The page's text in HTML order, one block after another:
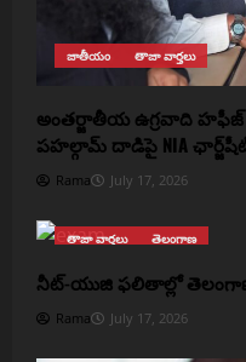
జాతీయం తాజా వార్తలు
అంతర్జాతీయ ఉగ్రవాది
పహల్గామ్ దాడిపై NIA
Rama July 17, 2026
తాజా వార్తలు తెలంగాణ
నీట్-యుజి ఫలితాల్లో
Rama July 17, 2026